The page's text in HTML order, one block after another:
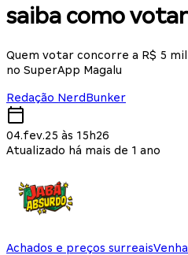
saiba como votar
Quem votar concorre a R$ 5
no SuperApp Magalu
Redação NerdBunker
04.fev.25 às 15h26
Atualizado há mais de 1 ano
Achados e preços surreais